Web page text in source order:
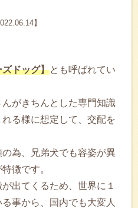
】
ドッグ】とも呼ばれてい
がきちんとした専門知識
る様に想定して、交配を
為、兄弟犬でも容姿が異
徴です。
出てくるため、世界に１
事から、国内でも大変人